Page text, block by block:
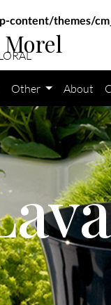
themes/
Other About